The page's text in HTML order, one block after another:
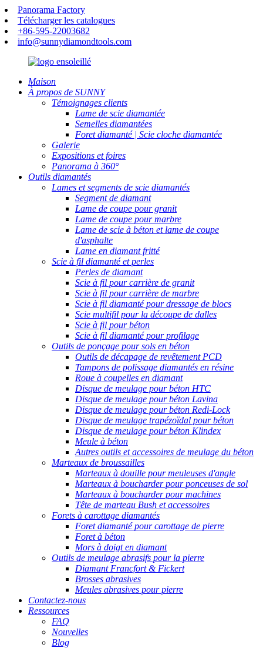
Panorama Factory
Télécharger les catalogues
+86-595-22003682
info@sunnydiamondtools.com
Maison
À propos de SUNNY
Témoignages clients
Lame de scie diamantée
Semelles diamantées
Foret diamanté | Scie cloche diamantée
Galerie
Expositions et foires
Panorama à 360°
Outils diamantés
Lames et segments de scie diamantés
Segment de diamant
Lame de coupe pour granit
Lame de coupe pour marbre
Lame de scie à béton et lame de coupe
d'asphalte
Lame en diamant fritté
Scie à fil diamanté et perles
Perles de diamant
Scie à fil pour carrière de granit
Scie à fil pour carrière de marbre
Scie à fil diamanté pour dressage de blocs
Scie multifil pour la découpe de dalles
Scie à fil pour béton
Scie à fil diamanté pour profilage
Outils de ponçage pour sols en béton
Outils de décapage de revêtement PCD
Tampons de polissage diamantés en résine
Roue à coupelles en diamant
Disque de meulage pour béton HTC
Disque de meulage pour béton Lavina
Disque de meulage pour béton Redi-Lock
Disque de meulage trapézoïdal pour béton
Disque de meulage pour béton Klindex
Meule à béton
Autres outils et accessoires de meulage du béton
Marteaux de broussailles
Marteaux à douille pour meuleuses d'angle
Marteaux à boucharder pour ponceuses de sol
Marteaux à boucharder pour machines
Tête de marteau Bush et accessoires
Forets à carottage diamantés
Foret diamanté pour carottage de pierre
Foret à béton
Mors à doigt en diamant
Outils de meulage abrasifs pour la pierre
Diamant Francfort & Fickert
Brosses abrasives
Meules abrasives pour pierre
Contactez-nous
Ressources
FAQ
Nouvelles
Blog